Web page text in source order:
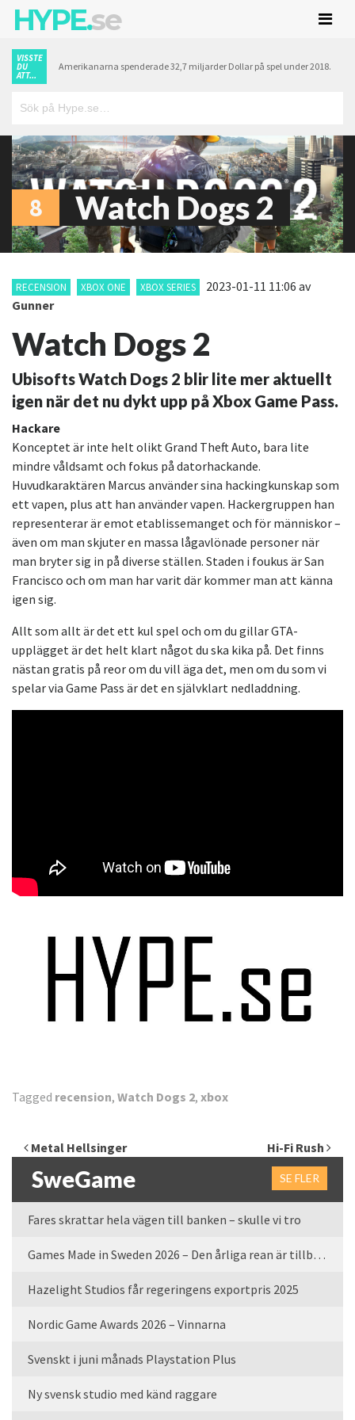
HYPE.se
VISSTE
DU
ATT...
Amerikanarna spenderade 32,7 miljarder Dollar på spel under 2018.
8 Watch Dogs 2
RECENSION XBOX ONE XBOX SERIES 2023-01-11 11:06 av
Gunner
Watch Dogs 2
Ubisofts Watch Dogs 2 blir lite mer aktuellt
igen när det nu dykt upp på Xbox Game Pass.
Hackare
Konceptet är inte helt olikt Grand Theft Auto, bara lite
mindre våldsamt och fokus på datorhackande.
Huvudkaraktären Marcus använder sina hackingkunskap som
ett vapen, plus att han använder vapen. Hackergruppen han
representerar är emot etablissemanget och för människor –
även om man skjuter en massa lågavlönade personer när
man bryter sig in på diverse ställen. Staden i foukus är San
Francisco och om man har varit där kommer man att känna
igen sig.
Allt som allt är det ett kul spel och om du gillar GTA-
upplägget är det helt klart något du ska kika på. Det finns
nästan gratis på reor om du vill äga det, men om du som vi
spelar via Game Pass är det en självklart nedladdning.
Tagged recension, Watch Dogs 2, xbox
Inläggsnavigering
Metal Hellsinger Hi-Fi Rush
SweGame SE FLER
Fares skrattar hela vägen till banken – skulle vi tro
Games Made in Sweden 2026 – Den årliga rean är tillbaka
Hazelight Studios får regeringens exportpris 2025
Nordic Game Awards 2026 – Vinnarna
Svenskt i juni månads Playstation Plus
Ny svensk studio med känd raggare